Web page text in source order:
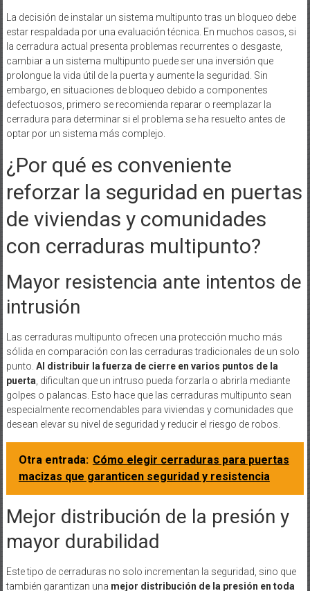
La decisión de instalar un sistema multipunto tras un bloqueo debe
estar respaldada por una evaluación técnica. En muchos casos, si
la cerradura actual presenta problemas recurrentes o desgaste,
cambiar a un sistema multipunto puede ser una inversión que
prolongue la vida útil de la puerta y aumente la seguridad. Sin
embargo, en situaciones de bloqueo debido a componentes
defectuosos, primero se recomienda reparar o reemplazar la
cerradura para determinar si el problema se ha resuelto antes de
optar por un sistema más complejo.
¿Por qué es conveniente
reforzar la seguridad en puertas
de viviendas y comunidades
con cerraduras multipunto?
Mayor resistencia ante intentos de
intrusión
Las cerraduras multipunto ofrecen una protección mucho más
sólida en comparación con las cerraduras tradicionales de un solo
punto. Al distribuir la fuerza de cierre en varios puntos de la
puerta, dificultan que un intruso pueda forzarla o abrirla mediante
golpes o palancas. Esto hace que las cerraduras multipunto sean
especialmente recomendables para viviendas y comunidades que
desean elevar su nivel de seguridad y reducir el riesgo de robos.
Otra entrada: Cómo elegir cerraduras para puertas
macizas que garanticen seguridad y resistencia
Mejor distribución de la presión y
mayor durabilidad
Este tipo de cerraduras no solo incrementan la seguridad, sino que
también garantizan una mejor distribución de la presión en toda